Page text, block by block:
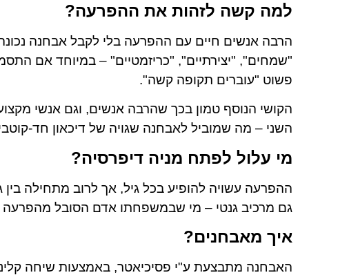
למה קשה לזהות את ההפרעה?
הרבה אנשים חיים עם ההפרעה בלי לקבל אבחנה
"שמחים", "יצירתיים", "כריזמטיים" – במיוחד אם
פשוט "עוברים תקופה קשה".
הקושי הנוסף טמון בכך שהרבה אנשים, וגם אנשי
השני – מה שמוביל לאבחנה שגויה של דיכאון חד-
מי עלול לפתח מניה דיפרסיה?
גם מרכיב גנטי – מי שבמשפחתו אדם הסובל מהפרעה
איך מאבחנים?
האבחנה מתבצעת ע"י פסיכיאטר, באמצעות שיחה